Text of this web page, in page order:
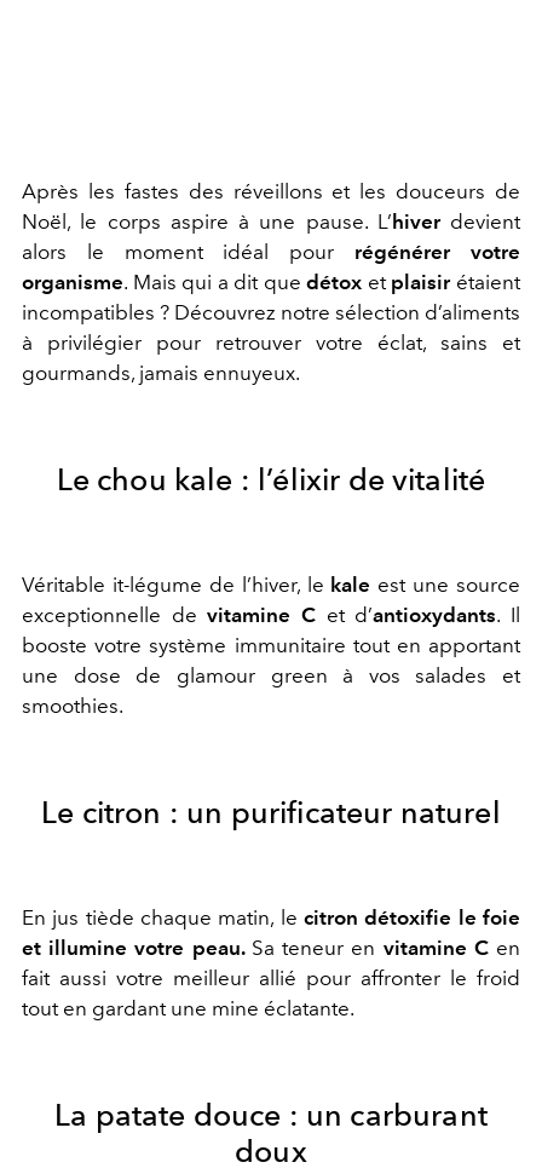
Après les fastes des réveillons et les douceurs de
Noël, le corps aspire à une pause. L’ hiver devient
alors le moment idéal pour
régénérer votre
organisme. Mais qui a dit que détox etplaisir étaient
incompatibles ? Découvrez notre sélection d’aliments
à privilégier pour retrouver votre éclat, sains et
gourmands, jamais ennuyeux.
Le chou kale : l’élixir de vitalité
Véritable it-légume de l’hiver, le kale est une source
exceptionnelle de vitamine C et d’antioxydants. Il
booste votre système immunitaire tout en apportant
une dose de glamour green à vos salades et
smoothies.
Le citron : un purificateur naturel
En jus tiède chaque matin, le citron détoxifie le foie
et illumine votre peau. Sa teneur en vitamine C en
fait aussi votre meilleur allié pour affronter le froid
tout en gardant une mine éclatante.
La patate douce : un carburant
doux